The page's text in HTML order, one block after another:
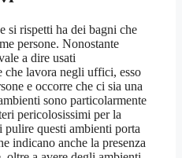
si rispetti ha dei bagni che
persone. Nonostante
a dire usati
che lavora negli uffici, esso
e occorre che ci sia una
sono particolarmente
pericolosissimi per la
pulire questi ambienti porta
indicano anche la presenza